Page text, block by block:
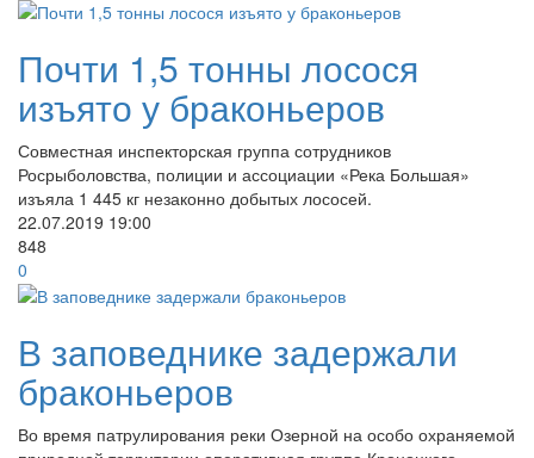
Почти 1,5 тонны лосося
изъято у браконьеров
Совместная инспекторская группа сотрудников
Росрыболовства, полиции и ассоциации «Река Большая»
изъяла 1 445 кг незаконно добытых лососей.
22.07.2019 19:00
848
0
В заповеднике задержали
браконьеров
Во время патрулирования реки Озерной на особо охраняемой